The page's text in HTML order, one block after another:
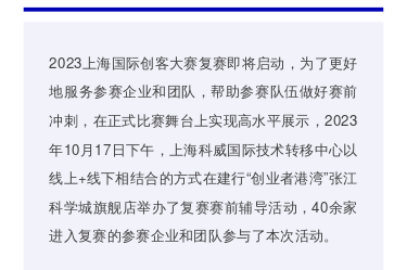
2023上海国际创客大赛复赛即将启动，为了更好
地服务参赛企业和团队，帮助参赛队伍做好赛前
冲刺，在正式比赛舞台上实现高水平展示，2023
年10月17日下午，上海科威国际技术转移中心以
线上+线下相结合的方式在建行“创业者港湾”张江
科学城旗舰店举办了复赛赛前辅导活动，40余家
进入复赛的参赛企业和团队参与了本次活动。